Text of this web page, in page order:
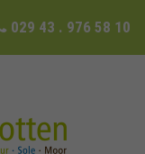
029 43 . 976 58 10